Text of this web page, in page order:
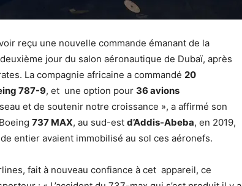
reçu une nouvelle commande émanant de la
jour du salon aéronautique de Dubaï, après
La compagnie africaine a commandé 20
787-9, et une option pour 36 avions
et de soutenir notre croissance », a affirmé son
737 MAX, au sud-est d’Addis-Abeba, en 2019,
entier avaient immobilisé au sol ces aéronefs.
fait à nouveau confiance à cet appareil, ce